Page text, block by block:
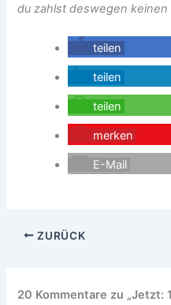
du zahlst deswegen keinen
teilen
teilen
teilen
merken
E-Mail
ZURÜCK
20 Kommentare zu „Jetzt: